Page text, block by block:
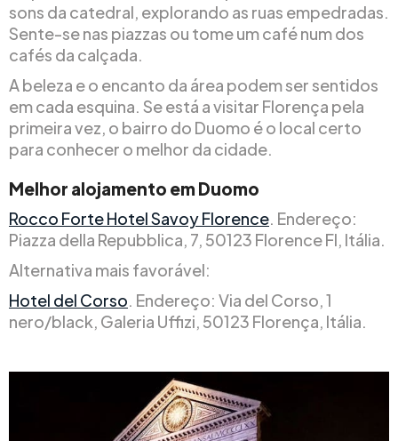
sons da catedral, explorando as ruas empedradas.
Sente-se nas piazzas ou tome um café num dos
cafés da calçada.
A beleza e o encanto da área podem ser sentidos
em cada esquina. Se está a visitar Florença pela
primeira vez, o bairro do Duomo é o local certo
para conhecer o melhor da cidade.
Melhor alojamento em Duomo
Rocco Forte Hotel Savoy Florence. Endereço:
Piazza della Repubblica, 7, 50123 Florence FI, Itália.
Alternativa mais favorável:
Hotel del Corso. Endereço: Via del Corso, 1
nero/black, Galeria Uffizi, 50123 Florença, Itália.